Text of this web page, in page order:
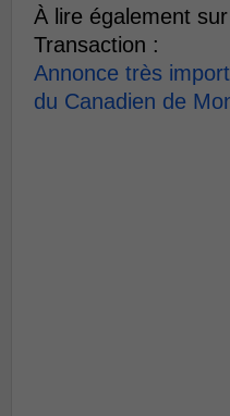
À lire également
Transaction :
Annonce très
du Canadien de